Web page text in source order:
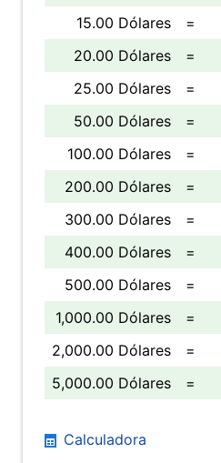
15.00 Dólares
=
20.00 Dólares
=
25.00 Dólares
=
50.00 Dólares
=
100.00 Dólares
=
200.00 Dólares
=
300.00 Dólares
=
400.00 Dólares
=
500.00 Dólares
=
1,000.00 Dólares
=
2,000.00 Dólares
=
5,000.00 Dólares
=
Calculadora